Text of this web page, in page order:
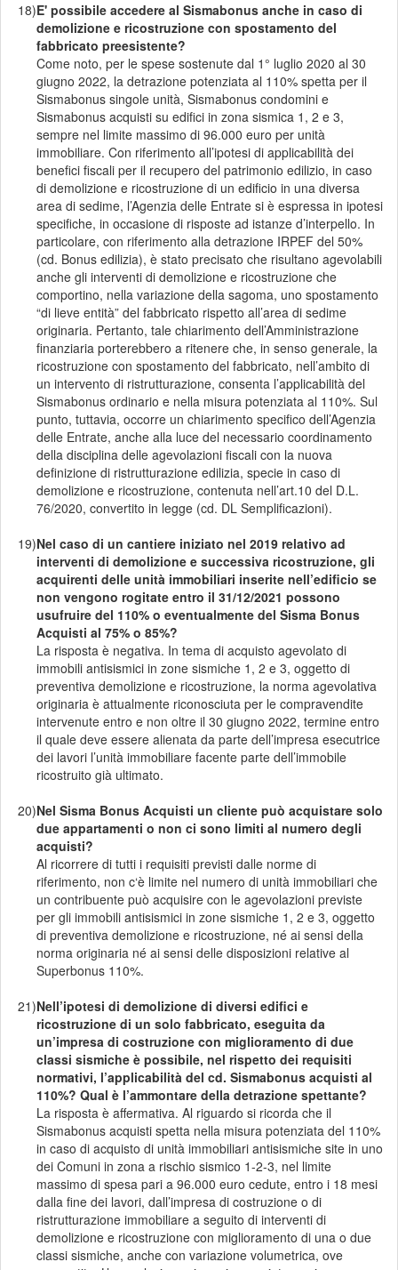
18)E' possibile accedere al Sismabonus anche in caso di
demolizione e ricostruzione con spostamento del
fabbricato preesistente?
Come noto, per le spese sostenute dal 1° luglio 2020 al 30
giugno 2022, la detrazione potenziata al 110% spetta per il
Sismabonus singole unità, Sismabonus condomini e
Sismabonus acquisti su edifici in zona sismica 1, 2 e 3,
sempre nel limite massimo di 96.000 euro per unità
immobiliare. Con riferimento all’ipotesi di applicabilità dei
benefici fiscali per il recupero del patrimonio edilizio, in caso
di demolizione e ricostruzione di un edificio in una diversa
area di sedime, l’Agenzia delle Entrate si è espressa in ipotesi
specifiche, in occasione di risposte ad istanze d’interpello. In
particolare, con riferimento alla detrazione IRPEF del 50%
(cd. Bonus edilizia), è stato precisato che risultano agevolabili
anche gli interventi di demolizione e ricostruzione che
comportino, nella variazione della sagoma, uno spostamento
“di lieve entità” del fabbricato rispetto all’area di sedime
originaria. Pertanto, tale chiarimento dell’Amministrazione
finanziaria porterebbero a ritenere che, in senso generale, la
ricostruzione con spostamento del fabbricato, nell’ambito di
un intervento di ristrutturazione, consenta l’applicabilità del
Sismabonus ordinario e nella misura potenziata al 110%. Sul
punto, tuttavia, occorre un chiarimento specifico dell’Agenzia
delle Entrate, anche alla luce del necessario coordinamento
della disciplina delle agevolazioni fiscali con la nuova
definizione di ristrutturazione edilizia, specie in caso di
demolizione e ricostruzione, contenuta nell’art.10 del D.L.
76/2020, convertito in legge (cd. DL Semplificazioni).
19)Nel caso di un cantiere iniziato nel 2019 relativo ad
interventi di demolizione e successiva ricostruzione, gli
acquirenti delle unità immobiliari inserite nell’edificio se
non vengono rogitate entro il 31/12/2021 possono
usufruire del 110% o eventualmente del Sisma Bonus
Acquisti al 75% o 85%?
La risposta è negativa. In tema di acquisto agevolato di
immobili antisismici in zone sismiche 1, 2 e 3, oggetto di
preventiva demolizione e ricostruzione, la norma agevolativa
originaria è attualmente riconosciuta per le compravendite
intervenute entro e non oltre il 30 giugno 2022, termine entro
il quale deve essere alienata da parte dell’impresa esecutrice
dei lavori l’unità immobiliare facente parte dell’immobile
ricostruito già ultimato.
20)Nel Sisma Bonus Acquisti un cliente può acquistare solo
due appartamenti o non ci sono limiti al numero degli
acquisti?
Al ricorrere di tutti i requisiti previsti dalle norme di
riferimento, non c‘è limite nel numero di unità immobiliari che
un contribuente può acquisire con le agevolazioni previste
per gli immobili antisismici in zone sismiche 1, 2 e 3, oggetto
di preventiva demolizione e ricostruzione, né ai sensi della
norma originaria né ai sensi delle disposizioni relative al
Superbonus 110%.
21)Nell’ipotesi di demolizione di diversi edifici e
ricostruzione di un solo fabbricato, eseguita da
un’impresa di costruzione con miglioramento di due
classi sismiche è possibile, nel rispetto dei requisiti
normativi, l’applicabilità del cd. Sismabonus acquisti al
110%? Qual è l’ammontare della detrazione spettante?
La risposta è affermativa. Al riguardo si ricorda che il
Sismabonus acquisti spetta nella misura potenziata del 110%
in caso di acquisto di unità immobiliari antisismiche site in uno
dei Comuni in zona a rischio sismico 1-2-3, nel limite
massimo di spesa pari a 96.000 euro cedute, entro i 18 mesi
dalla fine dei lavori, dall’impresa di costruzione o di
ristrutturazione immobiliare a seguito di interventi di
demolizione e ricostruzione con miglioramento di una o due
classi sismiche, anche con variazione volumetrica, ove